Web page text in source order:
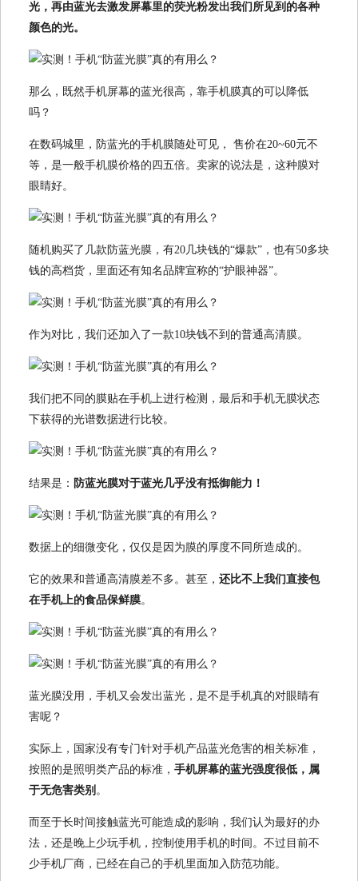
光，再由蓝光去激发屏幕里的荧光粉发出我们所见到的各种
颜色的光。
那么，既然手机屏幕的蓝光很高，靠手机膜真的可以降低
吗？
在数码城里，防蓝光的手机膜随处可见， 售价在20~60元不
等，是一般手机膜价格的四五倍。卖家的说法是，这种膜对
眼睛好。
随机购买了几款防蓝光膜，有20几块钱的“爆款”，也有50多块
钱的高档货，里面还有知名品牌宣称的“护眼神器”。
作为对比，我们还加入了一款10块钱不到的普通高清膜。
我们把不同的膜贴在手机上进行检测，最后和手机无膜状态
下获得的光谱数据进行比较。
结果是： 防蓝光膜对于蓝光几乎没有抵御能力！
数据上的细微变化，仅仅是因为膜的厚度不同所造成的。
它的效果和普通高清膜差不多。甚至， 还比不上我们直接包
在手机上的食品保鲜膜。
蓝光膜没用，手机又会发出蓝光，是不是手机真的对眼睛有
害呢？
实际上，国家没有专门针对手机产品蓝光危害的相关标准，
按照的是照明类产品的标准， 手机屏幕的蓝光强度很低，属
于无危害类别 。
而至于长时间接触蓝光可能造成的影响，我们认为最好的办
法，还是晚上少玩手机，控制使用手机的时间。不过目前不
少手机厂商，已经在自己的手机里面加入防范功能。